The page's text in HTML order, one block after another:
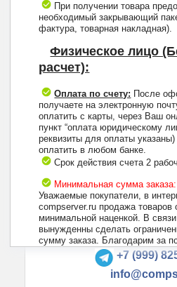
При получении товара
необходимый закрывающий
фактура, товарная накладная).
Физическое лицо
расчет):
Оплата по счету: После
получаете на электронную
оплатить с карты, через Ваш
пункт “оплата юридическому
реквизиты для оплаты
оплатить в любом банке.
Срок действия счета 2
Минимальная сумма
Уважаемые покупатели, в
compserver.ru продажа товаров
минимальной наценкой. В
вынужденны сделать
сумму заказа. Благодарим за
+7 (495)
+7 (999)